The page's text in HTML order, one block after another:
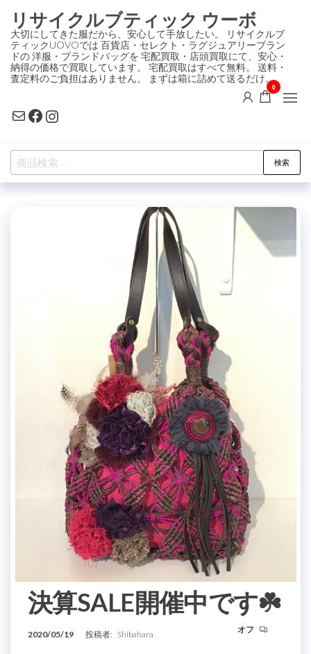
ン
テ
ン
ツ
プ
リサイクルブティック ウーボ
大切にしてきた服だから、安心して手放したい。 リサイクルブ
ティックUOVOでは 百貨店・セレクト・ラグジュアリーブラン
ドの 洋服・ブランドバッグを 宅配買取・店頭買取にて、安心・
納得の価格で買取しています。 宅配買取はすべて無料。 送料・
査定料のご負担はありません。 まずは箱に詰めて送るだけ。
MailFacebook
Instagram
0
検
索
検索
決算SALE開催中です☘️
2020/05/19 投稿者: Shibahara オフ